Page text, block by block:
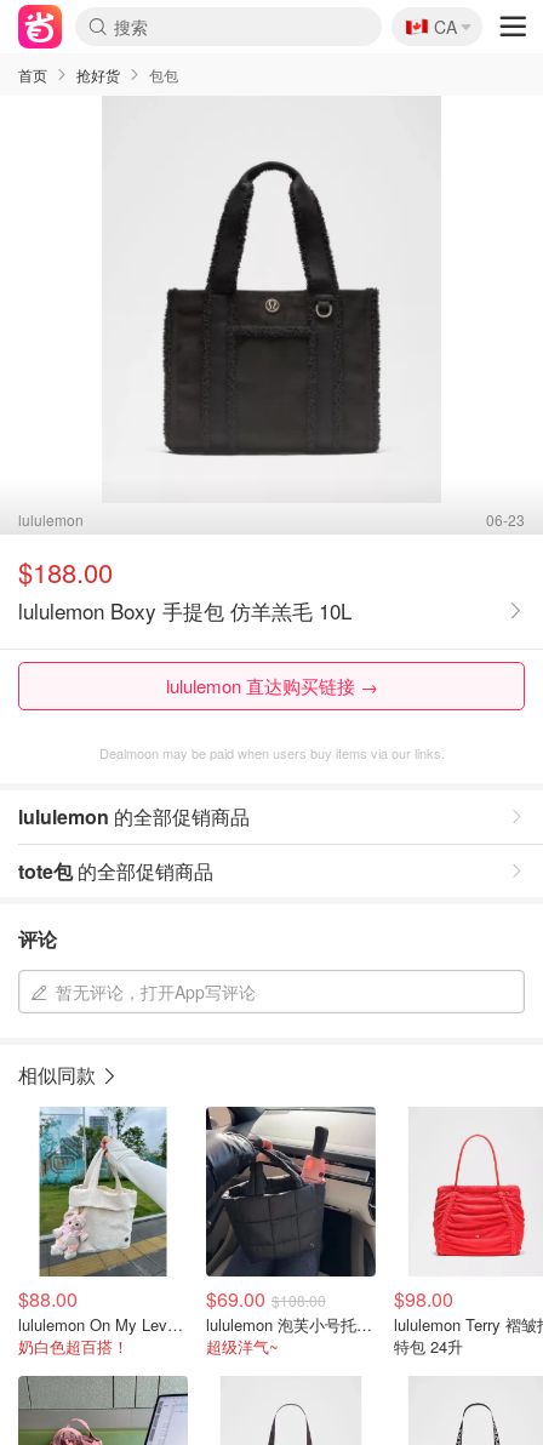
🇨🇦
CA
首页 抢好货 包包
lululemon 06-23
$188.00
lululemon Boxy 手提包 仿羊羔毛 10L
lululemon 直达购买链接 →
Dealmoon may be paid when users buy items via our links.
lululemon 的全部促销商品
tote包的全部促销商品
评论
暂无评论，打开App写评论
相似同款
$88.00
lululemon On My Level 小号手提包 5L
奶白色超百搭！
$69.00 $108.00
lululemon 泡芙小号托特包
超级洋气~
$98.00
lululemon Terry 褶皱
特包 24升